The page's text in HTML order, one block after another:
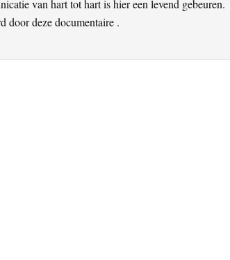
van hart tot hart is hier een levend gebeuren.
door deze documentaire .